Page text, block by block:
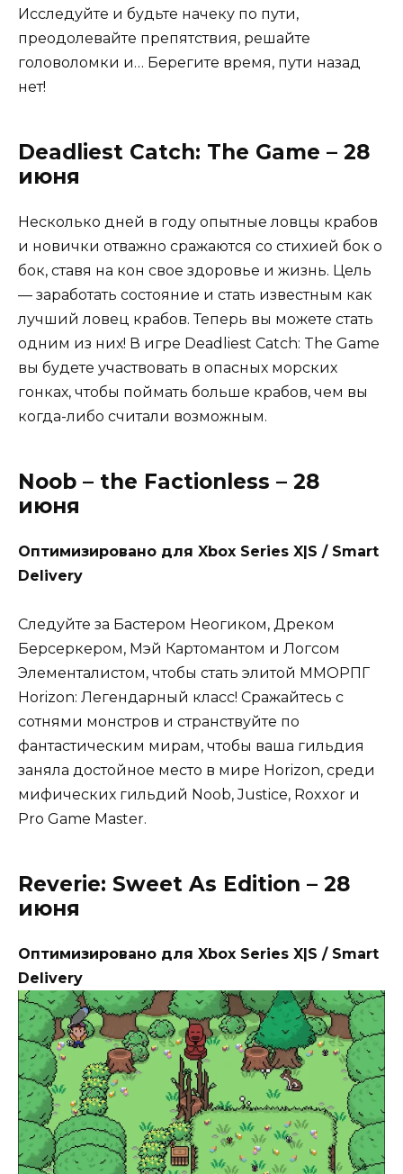
Исследуйте и будьте начеку по пути,
преодолевайте препятствия, решайте
головоломки и… Берегите время, пути назад
нет!
Deadliest Catch: The Game – 28
июня
Несколько дней в году опытные ловцы крабов
и новички отважно сражаются со стихией бок о
бок, ставя на кон свое здоровье и жизнь. Цель
— заработать состояние и стать известным как
лучший ловец крабов. Теперь вы можете стать
одним из них! В игре Deadliest Catch: The Game
вы будете участвовать в опасных морских
гонках, чтобы поймать больше крабов, чем вы
когда-либо считали возможным.
Noob – the Factionless – 28
июня
Оптимизировано для Xbox Series X|S / Smart
Delivery
Следуйте за Бастером Неогиком, Дреком
Берсеркером, Мэй Картомантом и Логсом
Элементалистом, чтобы стать элитой ММОРПГ
Horizon: Легендарный класс! Сражайтесь с
сотнями монстров и странствуйте по
фантастическим мирам, чтобы ваша гильдия
заняла достойное место в мире Horizon, среди
мифических гильдий Noob, Justice, Roxxor и
Pro Game Master.
Reverie: Sweet As Edition – 28
июня
Оптимизировано для Xbox Series X|S / Smart
Delivery